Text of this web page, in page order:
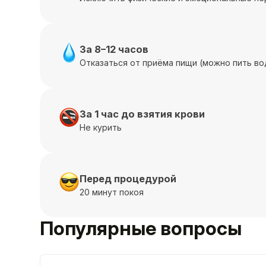
За 8–12 часов
Отказаться от приёма пищи (можно пить
За 1 час до взятия крови
Не курить
Перед процедурой
20 минут покоя
Популярные вопросы